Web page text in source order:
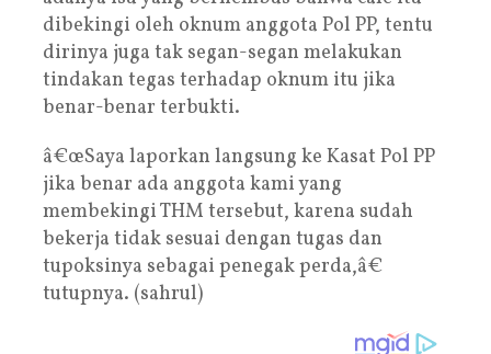
dibekingi oleh oknum anggota Pol PP, tentu
dirinya juga tak segan-segan melakukan
tindakan tegas terhadap oknum itu jika
benar-benar terbukti.
â€œSaya laporkan langsung ke Kasat Pol PP
jika benar ada anggota kami yang
membekingi THM tersebut, karena sudah
bekerja tidak sesuai dengan tugas dan
tupoksinya sebagai penegak perda,â€
tutupnya. (sahrul)